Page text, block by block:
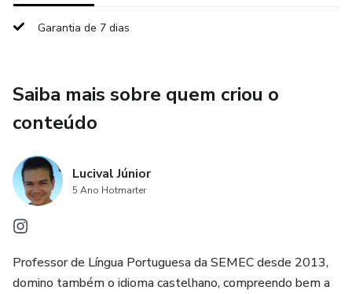
roteiro de estudo
Garantia de 7 dias
Saiba mais sobre quem criou o
conteúdo
Lucival Júnior
5 Ano Hotmarter
Professor de Língua Portuguesa da SEMEC desde 2013,
domino também o idioma castelhano, compreendo bem a